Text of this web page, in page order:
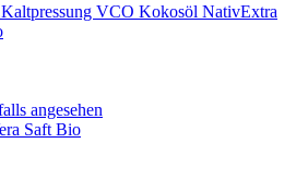
Kokosöl NativExtra
angesehen
Saft Bio